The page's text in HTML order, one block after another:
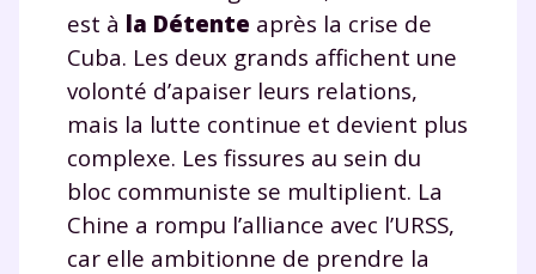
est à la Détente après la crise de
Cuba. Les deux grands affichent une
volonté d’apaiser leurs relations,
mais la lutte continue et devient plus
complexe. Les fissures au sein du
bloc communiste se multiplient. La
Chine a rompu l’alliance avec l’URSS,
car elle ambitionne de prendre la